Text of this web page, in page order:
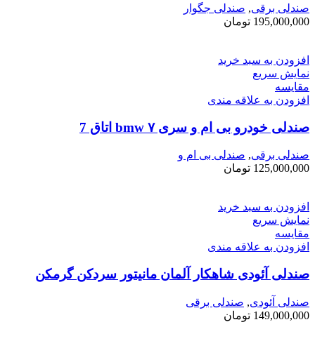
صندلی برقی, صندلی جگوار
195,000,000 تومان
افزودن به سبد خرید
نمایش سریع
مقايسه
افزودن به علاقه مندی
صندلی خودرو بی ام و سری ۷ bmw اتاق ‌7
صندلی برقی, صندلی بی ام و
125,000,000 تومان
افزودن به سبد خرید
نمایش سریع
مقايسه
افزودن به علاقه مندی
صندلی آئودی شاهکار آلمان مانیتور سردکن گرمکن
صندلی آئودی, صندلی برقی
149,000,000 تومان